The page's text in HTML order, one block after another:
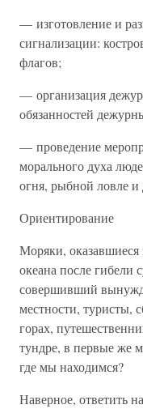
— изготовление и
сигнализации:
флагов;
— организация
обязанностей
— проведение
морального духа
огня, рыбной ловле и
Ориентирование
Моряки,
океана после гибели
совершивший
местности, туристы,
горах,
тундре, в первые же
где мы находимся?
Наверное, ответить